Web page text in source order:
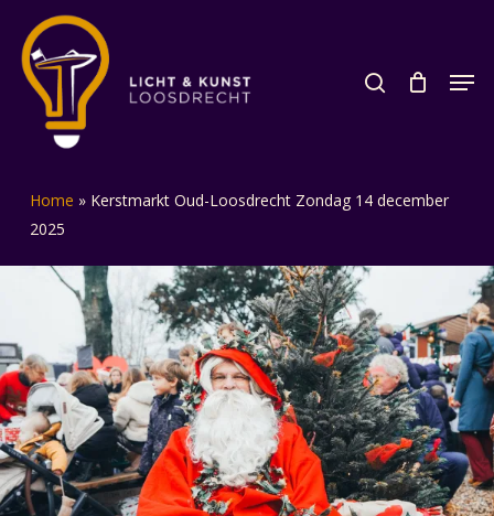
main
content
Home » Kerstmarkt Oud-Loosdrecht Zondag 14 december
2025
Menu